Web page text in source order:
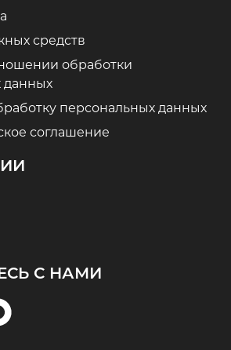
средств
обработки
данных
персональных данных
соглашение
С НАМИ